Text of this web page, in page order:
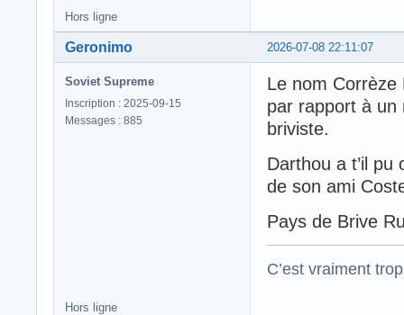
Hors ligne
2026-07-08 22:11:07
Geronimo
Soviet Supreme
Inscription : 2025-09-15
Messages : 885
Le nom Corrèze
par rapport à un
briviste.
Darthou a t’il
de son ami
Pays de Brive
C’est vraiment
Hors ligne